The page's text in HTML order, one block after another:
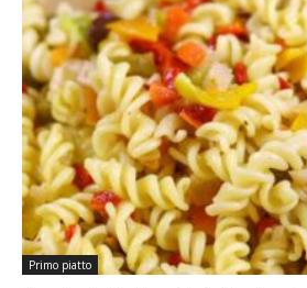
Primo piatto